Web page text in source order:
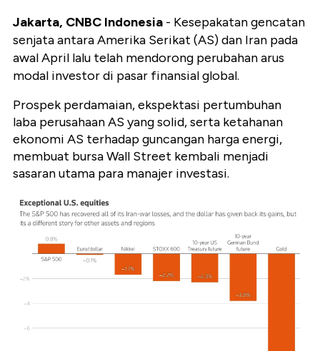
Jakarta, CNBC Indonesia - Kesepakatan gencatan
senjata antara Amerika Serikat (AS) dan Iran pada
awal April lalu telah mendorong perubahan arus
modal investor di pasar finansial global.
Prospek perdamaian, ekspektasi pertumbuhan
laba perusahaan AS yang solid, serta ketahanan
ekonomi AS terhadap guncangan harga energi,
membuat bursa Wall Street kembali menjadi
sasaran utama para manajer investasi.